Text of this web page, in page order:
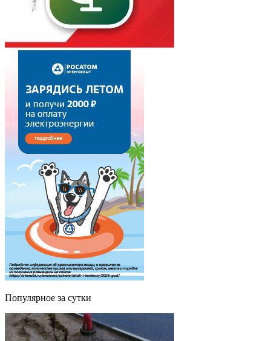
Популярное за сутки